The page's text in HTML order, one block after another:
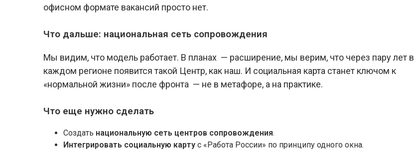
офисном формате вакансий просто нет.
Что дальше: национальная сеть сопровождения
Мы видим, что модель работает. В планах — расширение, мы верим, что через пару лет в
каждом регионе появится такой Центр, как наш. И социальная карта станет ключом к
«нормальной жизни» после фронта — не в метафоре, а на практике.
Что еще нужно сделать
Создать национальную сеть центров сопровождения.
Интегрировать социальную карту с «Работа России» по принципу одного окна.